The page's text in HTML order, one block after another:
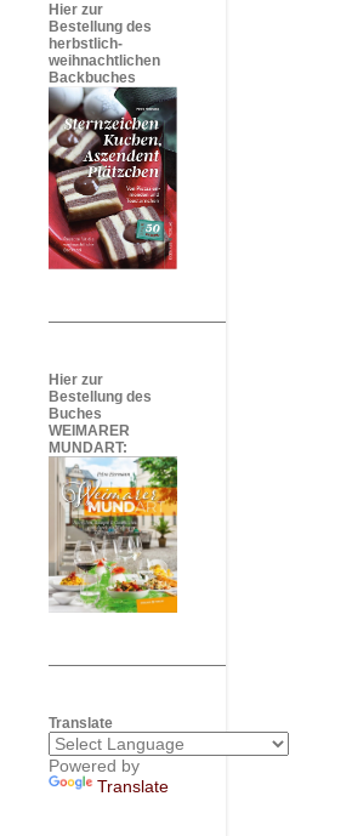
Hier zur
Bestellung des
herbstlich-
weihnachtlichen
Backbuches
Hier zur
Bestellung des
Buches
WEIMARER
MUNDART:
Translate
Powered by
Translate